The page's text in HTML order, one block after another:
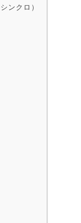
ンクロ）